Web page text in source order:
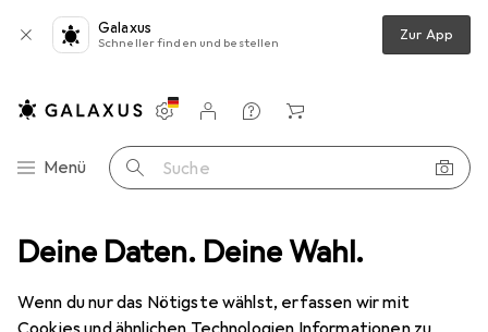
Deine Daten. Deine Wahl.
Wenn du nur das Nötigste wählst, erfassen wir mit
Galaxus
Schneller finden und bestellen Zur App
Navigation nach Kategorien
Menü Suche
Einstellungen
Kundenkonto
Vergleichslisten
Merklisten
Warenkorb
Smartphone Schutzfolie Dipos Blickschutzfolie 4-Way Privacy